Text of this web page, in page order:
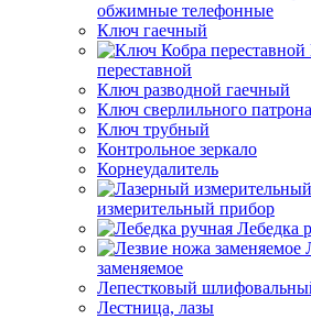
обжимные телефонные
Ключ гаечный
переставной
Ключ разводной гаечный
Ключ сверлильного патрона
Ключ трубный
Контрольное зеркало
Корнеудалитель
измерительный прибор
Лебедка
заменяемое
Лепестковый
Лестница, лазы